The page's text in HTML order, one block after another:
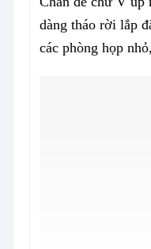
dàng tháo rời lắp
các phòng họp